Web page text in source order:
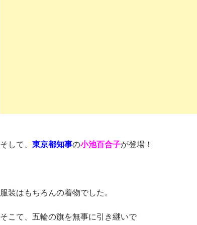
そして、 東京都知事の小池百合子が登場！
服装はもちろんの着物でした。
そこて、五輪の旗を無事に引き継いで